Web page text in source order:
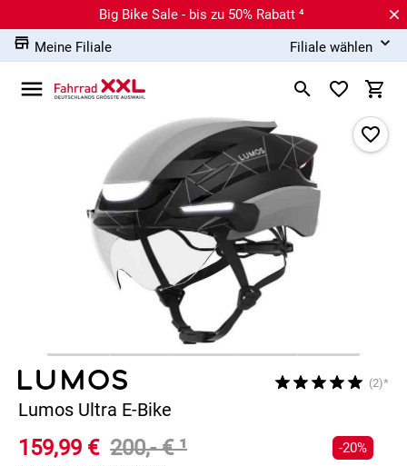
Big Bike Sale - bis zu 50% Rabatt ⁴
Meine Filiale
Filiale wählen
(2)*
Lumos Ultra E-Bike
159,99 € 200,- €¹ -20%